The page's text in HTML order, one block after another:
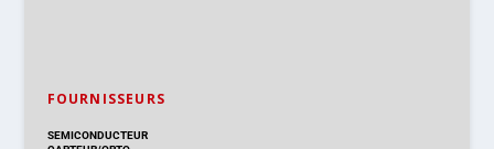
FOURNISSEURS
SEMICONDUCTEUR